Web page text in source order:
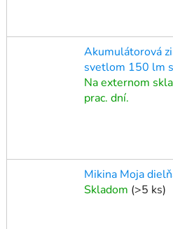
Akumulátorová
svetlom 150 lm
Na externom
prac. dní.
Mikina Moja
Skladom (>5 ks)